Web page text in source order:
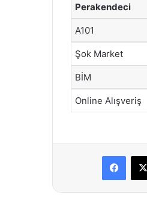
Perakendeci
A101
Şok Market
BİM
Online Alışveriş